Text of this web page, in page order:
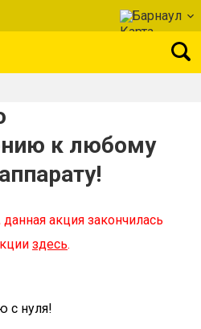
Барнаул
к любому
акция закончилась
здесь.
с нуля!